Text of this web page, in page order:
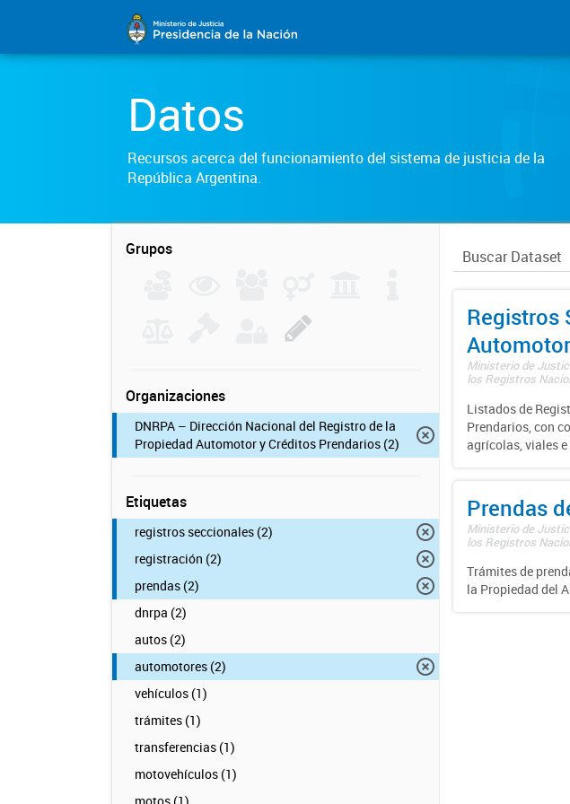
Datos
Recursos acerca del funcionamiento del sistema de justicia de la
República Argentina.
Grupos
Organizaciones
DNRPA – Dirección Nacional del Registro de la
Propiedad Automotor y Créditos Prendarios (2)
Etiquetas
registros seccionales (2)
registración (2)
prendas (2)
dnrpa (2)
autos (2)
automotores (2)
vehículos (1)
trámites (1)
transferencias (1)
motovehículos (1)
Registros
Automotor
Ministerio de
los Registros
Listados de
Prendarios, con
agrícolas, viales
Prendas
Ministerio de
los Registros
Trámites de
la Propiedad del